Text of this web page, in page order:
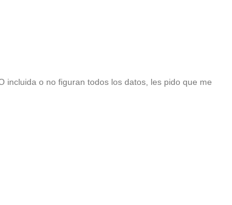
incluida o no figuran todos los datos, les pido que me